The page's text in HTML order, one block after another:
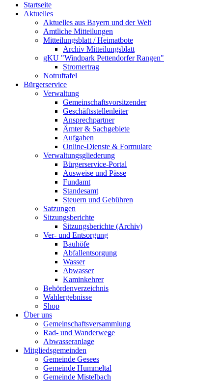
Startseite
Aktuelles
Aktuelles aus Bayern und der Welt
Amtliche Mitteilungen
Mitteilungsblatt / Heimatbote
Archiv Mitteilungsblatt
gKU "Windpark Pettendorfer Rangen"
Stromertrag
Notruftafel
Bürgerservice
Verwaltung
Gemeinschaftsvorsitzender
Geschäftsstellenleiter
Ansprechpartner
Ämter & Sachgebiete
Aufgaben
Online-Dienste & Formulare
Verwaltungsgliederung
Bürgerservice-Portal
Ausweise und Pässe
Fundamt
Standesamt
Steuern und Gebühren
Satzungen
Sitzungsberichte
Sitzungsberichte (Archiv)
Ver- und Entsorgung
Bauhöfe
Abfallentsorgung
Wasser
Abwasser
Kaminkehrer
Behördenverzeichnis
Wahlergebnisse
Shop
Über uns
Gemeinschaftsversammlung
Rad- und Wanderwege
Abwasseranlage
Mitgliedsgemeinden
Gemeinde Gesees
Gemeinde Hummeltal
Gemeinde Mistelbach